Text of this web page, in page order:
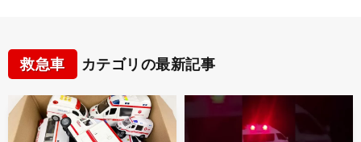
救急車 カテゴリの最新記事